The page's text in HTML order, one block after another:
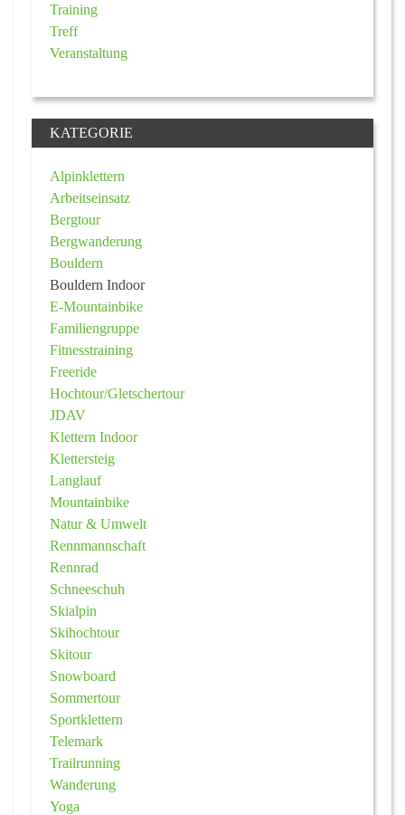
Training
Treff
Veranstaltung
KATEGORIE
Alpinklettern
Arbeitseinsatz
Bergtour
Bergwanderung
Bouldern
Bouldern Indoor
E-Mountainbike
Familiengruppe
Fitnesstraining
Freeride
Hochtour/Gletschertour
JDAV
Klettern Indoor
Klettersteig
Langlauf
Mountainbike
Natur & Umwelt
Rennmannschaft
Rennrad
Schneeschuh
Skialpin
Skihochtour
Skitour
Snowboard
Sommertour
Sportklettern
Telemark
Trailrunning
Wanderung
Yoga